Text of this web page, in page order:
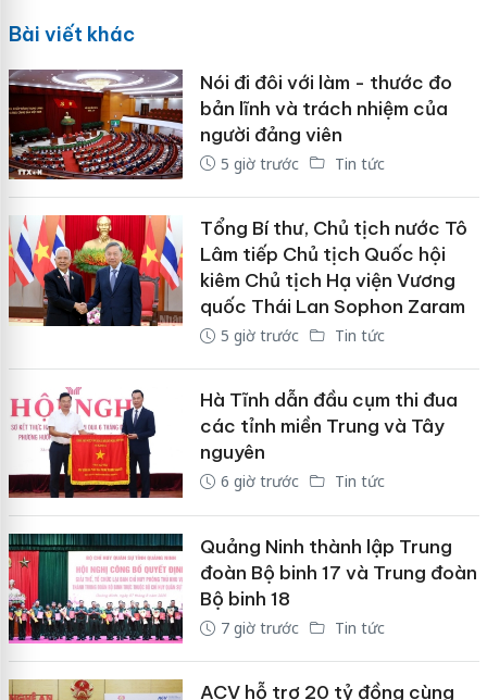
Bài viết khác
Nói đi đôi với làm - thước đo
bản lĩnh và trách nhiệm của
người đảng viên
5 giờ trước Tin tức
Tổng Bí thư, Chủ tịch nước Tô
Lâm tiếp Chủ tịch Quốc hội
kiêm Chủ tịch Hạ viện Vương
quốc Thái Lan Sophon Zaram
5 giờ trước Tin tức
Hà Tĩnh dẫn đầu cụm thi đua
các tỉnh miền Trung và Tây
nguyên
6 giờ trước Tin tức
Quảng Ninh thành lập Trung
đoàn Bộ binh 17 và Trung đoàn
Bộ binh 18
7 giờ trước Tin tức
ACV hỗ trợ 20 tỷ đồng cùng